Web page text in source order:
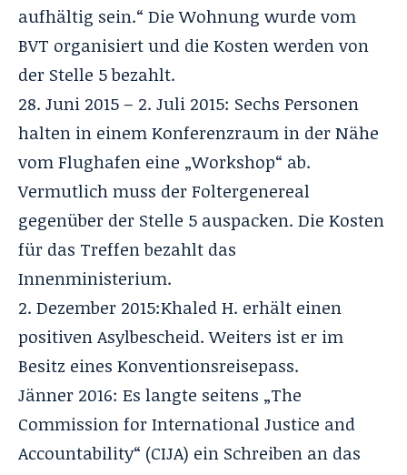
aufhältig sein.“ Die Wohnung wurde vom
BVT organisiert und die Kosten werden von
der Stelle 5 bezahlt.
28. Juni 2015 – 2. Juli 2015: Sechs Personen
halten in einem Konferenzraum in der Nähe
vom Flughafen eine „Workshop“ ab.
Vermutlich muss der Foltergenereal
gegenüber der Stelle 5 auspacken. Die Kosten
für das Treffen bezahlt das
Innenministerium.
2. Dezember 2015:Khaled H. erhält einen
positiven Asylbescheid. Weiters ist er im
Besitz eines Konventionsreisepass.
Jänner 2016: Es langte seitens „The
Commission for International Justice and
Accountability“ (CIJA) ein Schreiben an das